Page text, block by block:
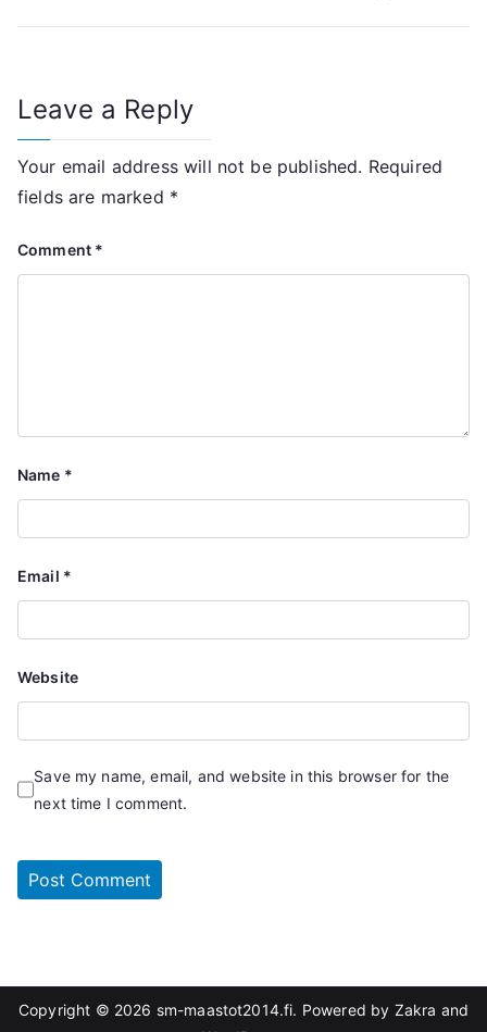
Leave a Reply
Your email address will not be published. Required
fields are marked *
Comment *
Name *
Email *
Website
Save my name, email, and website in this browser for the
next time I comment.
Copyright © 2026 sm-maastot2014.fi. Powered by Zakra and